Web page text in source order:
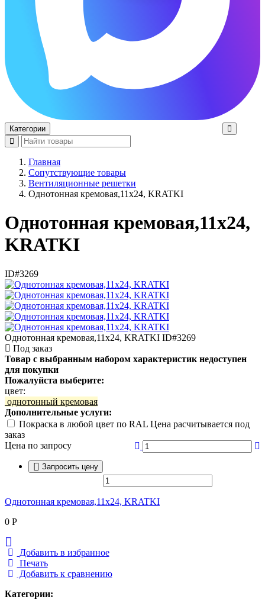
Категории
Главная
Сопутствующие товары
Вентиляционные решетки
Однотонная кремовая,11x24, KRATKI
Однотонная кремовая,11x24,
KRATKI
ID#3269
Однотонная кремовая,11x24, KRATKI ID#3269
Под заказ
Товар с выбранным набором характеристик недоступен
для покупки
Пожалуйста выберите:
цвет:
однотонный кремовая
Дополнительные услуги:
Покраска в любой цвет по RAL Цена расчитывается под
заказ
Цена по запросу
Запросить цену
Однотонная кремовая,11x24, KRATKI
0 Р
Добавить в избранное
Печать
Добавить к сравнению
Категории: